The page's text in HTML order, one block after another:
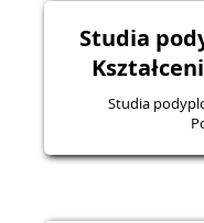
Studia
Studia